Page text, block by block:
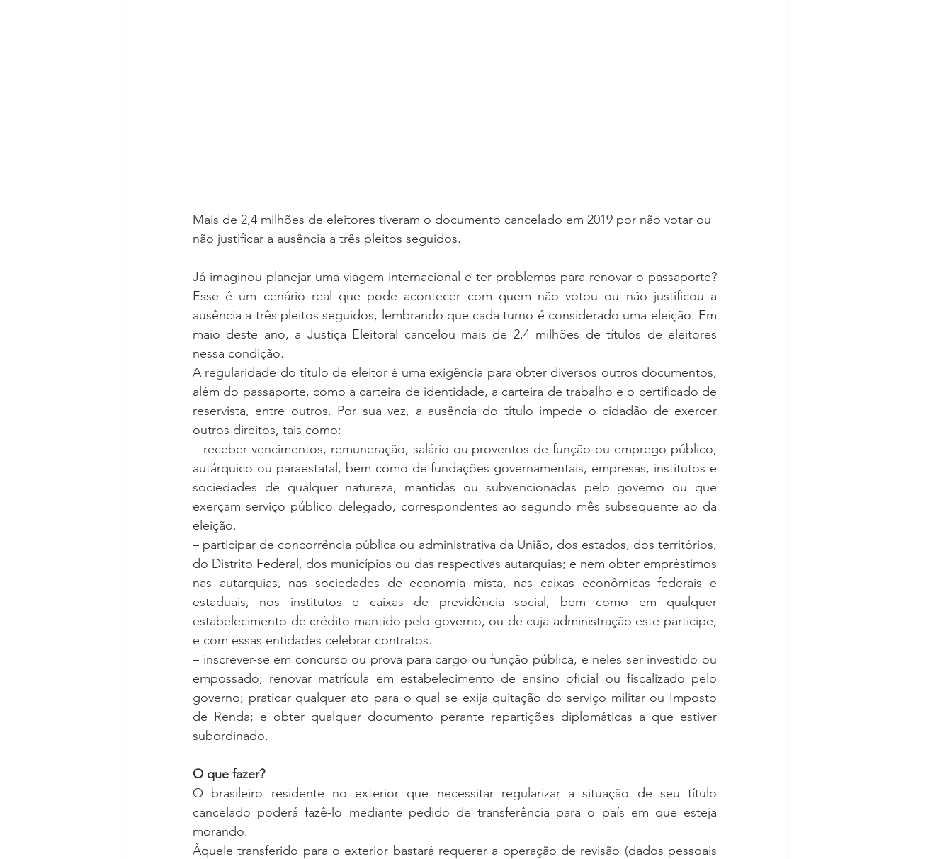
Mais de 2,4 milhões de eleitores tiveram o documento cancelado em 2019 por não votar ou
não justificar a ausência a três pleitos seguidos.
Já imaginou planejar uma viagem internacional e ter problemas para renovar o passaporte?
Esse é um cenário real que pode acontecer com quem não votou ou não justificou a
ausência a três pleitos seguidos, lembrando que cada turno é considerado uma eleição. Em
maio deste ano, a Justiça Eleitoral cancelou mais de 2,4 milhões de títulos de eleitores
nessa condição.
A regularidade do título de eleitor é uma exigência para obter diversos outros documentos,
além do passaporte, como a carteira de identidade, a carteira de trabalho e o certificado de
reservista, entre outros. Por sua vez, a ausência do título impede o cidadão de exercer
outros direitos, tais como:
– receber vencimentos, remuneração, salário ou proventos de função ou emprego público,
autárquico ou paraestatal, bem como de fundações governamentais, empresas, institutos e
sociedades de qualquer natureza, mantidas ou subvencionadas pelo governo ou que
exerçam serviço público delegado, correspondentes ao segundo mês subsequente ao da
eleição.
– participar de concorrência pública ou administrativa da União, dos estados, dos territórios,
do Distrito Federal, dos municípios ou das respectivas autarquias; e nem obter empréstimos
nas autarquias, nas sociedades de economia mista, nas caixas econômicas federais e
estaduais, nos institutos e caixas de previdência social, bem como em qualquer
estabelecimento de crédito mantido pelo governo, ou de cuja administração este participe,
e com essas entidades celebrar contratos.
– inscrever-se em concurso ou prova para cargo ou função pública, e neles ser investido ou
empossado; renovar matrícula em estabelecimento de ensino oficial ou fiscalizado pelo
governo; praticar qualquer ato para o qual se exija quitação do serviço militar ou Imposto
de Renda; e obter qualquer documento perante repartições diplomáticas a que estiver
subordinado.
O que fazer?
O brasileiro residente no exterior que necessitar regularizar a situação de seu título
cancelado poderá fazê-lo mediante pedido de transferência para o país em que esteja
morando.
Àquele transferido para o exterior bastará requerer a operação de revisão (dados pessoais